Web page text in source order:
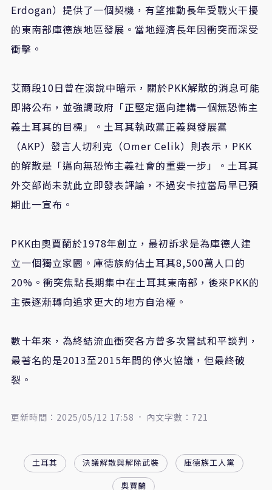
Erdogan）提供了一個契機，有望推動長年受戰火干擾
的東南部庫德族地區發展。當地經濟長年因衝突而深受
衝擊。
艾爾段10日曾在演說中暗示，關於PKK解散的消息可能
即將公布，並強調政府「正堅定邁向建構一個無恐怖主
義土耳其的目標」。土耳其執政黨正義與發展黨
（AKP）發言人切利克（Omer Celik）則表示，PKK
的解散是「邁向無恐怖主義社會的重要一步」。土耳其
外交部尚未就此立即發表評論，不過安卡拉當局早已預
期此一宣布。
PKK由奧賈蘭於1978年創立，最初訴求是為庫德人建
立一個獨立家園。庫德族約佔土耳其8,500萬人口的
20%。衝突焦點長期集中在土耳其東南部，後來PKK的
主張逐漸轉向追求更大的地方自治權。
數十年來，為終結流血衝突各方曾多次嘗試和平談判，
最著名的是2013至2015年間的停火協議，但最終破
裂。
更新時間：2025/05/12 17:58 內文字數：721
土耳其 決議解散與解除武裝
庫德族工人黨
奧賈蘭